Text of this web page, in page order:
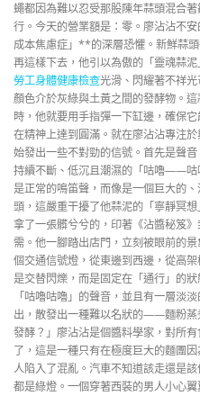
蠅都因為難以忍受那股陳年蒜頭混合
行。今天的營業額是：零。廖沾沾不
成本焦慮症」**的深層恐懼。新鮮蒜
再這樣下去，他引以為傲的「靈魂蒜
勞工身體健康檢查光滑、閃耀著不祥
顏色介於灰綠與土黃之間的發酵物。
時，他就要用手指彈一下缸邊，確保
在精神上達到圓滿。就在廖沾沾專注
始發出一些不對勁的信號。首先是聲
持續不斷、低沉且潮濕的「咕嚕——
是正常的鳴笛聲，而像是一個巨大的
頭，這嚴重干擾了他蒜泥的「寧靜冥
拿了一張髒兮兮的，印著《沾醬秘笈
需。他一腳踏出店門，立刻被眼前的
個交通信號燈，從東邊到西邊，從高
是交替閃爍，而是固定在「通行」的
「咕嚕咕嚕」的聲音，並且有一層淡
出，散發出一種難以名狀的——麵粉蒸
發酵？」廖沾沾是個醬料學家，對所
了，這是一種只有在極度巨大的麵團
人陷入了混亂。汽車不知道該走還是
都是綠燈。一個穿著西裝的男人小心